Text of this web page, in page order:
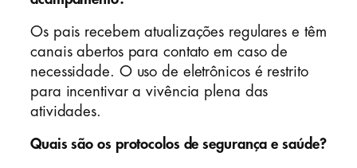
Os pais recebem atualizações regulares e têm
canais abertos para contato em caso de
necessidade. O uso de eletrônicos é restrito
para incentivar a vivência plena das
atividades.
Quais são os protocolos de segurança e saúde?